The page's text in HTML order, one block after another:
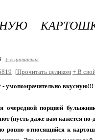
+ в цитатник
[Прочитать целиком + В
умопомрачительно вкусную!!!
порцией
(пусть даже вам кажется по-
ровно относящийся к